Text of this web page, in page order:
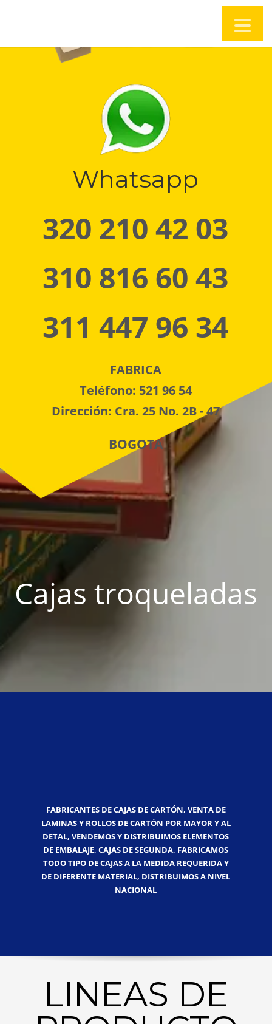
Whatsapp
320 210 42 03
310 816 60 43
311 447 96 34
FABRICA
Teléfono: 521 96 54
Dirección: Cra. 25 No. 2B - 47
BOGOTA
Cajas troqueladas
FABRICANTES DE CAJAS DE CARTÓN, VENTA DE
LAMINAS Y ROLLOS DE CARTÓN POR MAYOR Y AL
DETAL, VENDEMOS Y DISTRIBUIMOS ELEMENTOS
DE EMBALAJE, CAJAS DE SEGUNDA, FABRICAMOS
TODO TIPO DE CAJAS A LA MEDIDA REQUERIDA Y
DE DIFERENTE MATERIAL, DISTRIBUIMOS A NIVEL
NACIONAL
LINEAS DE